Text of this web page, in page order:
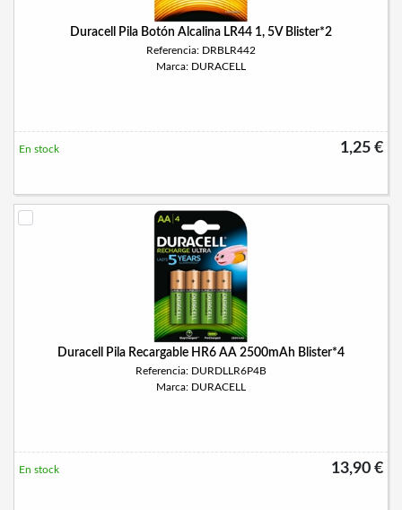
Duracell Pila Botón Alcalina LR44 1, 5V Blister*2
Referencia: DRBLR442
Marca: DURACELL
1,25 €
En stock
Duracell Pila Recargable HR6 AA 2500mAh Blister*4
Referencia: DURDLLR6P4B
Marca: DURACELL
13,90 €
En stock